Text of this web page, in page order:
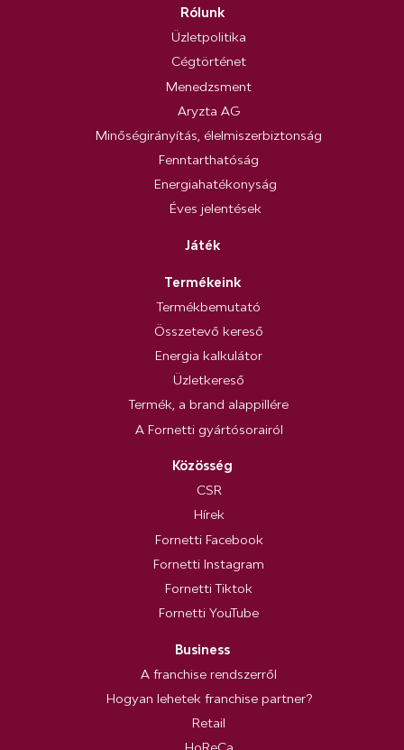
Rólunk
Üzletpolitika
Cégtörténet
Menedzsment
Aryzta AG
Minőségirányítás, élelmiszerbiztonság
Fenntarthatóság
Energiahatékonyság
Éves jelentések
Játék
Termékeink
Termékbemutató
Összetevő kereső
Energia kalkulátor
Üzletkereső
Termék, a brand alappillére
A Fornetti gyártósorairól
Közösség
CSR
Hírek
Fornetti Facebook
Fornetti Instagram
Fornetti Tiktok
Fornetti YouTube
Business
A franchise rendszerről
Hogyan lehetek franchise partner?
Retail